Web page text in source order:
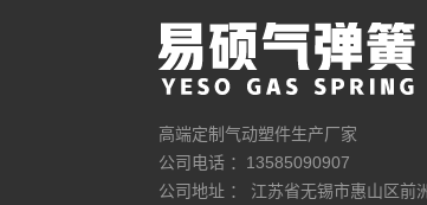
高端定制气动塑件生产厂家
公司电话 ：13585090907
公司地址 ： 江苏省无锡市惠山区前